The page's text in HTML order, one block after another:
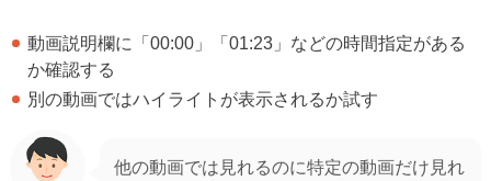
動画説明欄に「00:00」「01:23」などの時間指定がある
か確認する
別の動画ではハイライトが表示されるか試す
他の動画では見れるのに特定の動画だけ見れ